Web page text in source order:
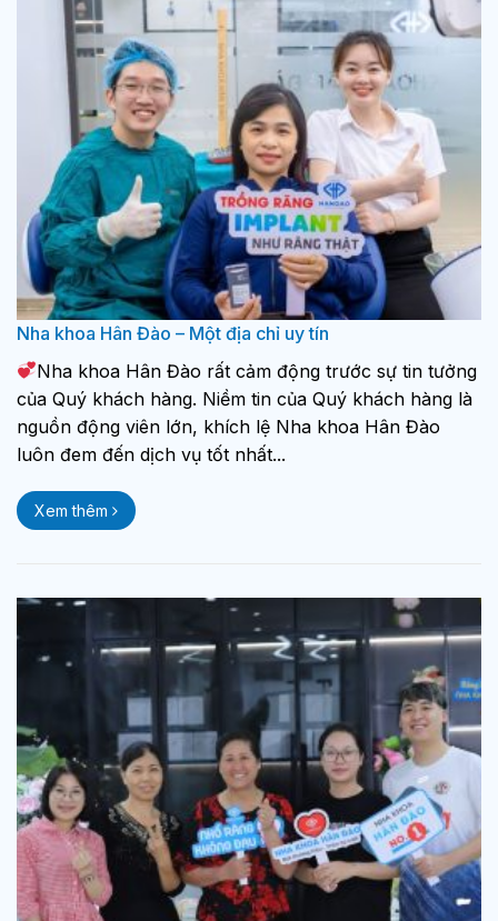
Nha khoa Hân Đào – Một địa chỉ uy tín
Nha khoa Hân Đào rất cảm động trước sự tin tưởng
của Quý khách hàng. Niềm tin của Quý khách hàng là
nguồn động viên lớn, khích lệ Nha khoa Hân Đào
luôn đem đến dịch vụ tốt nhất...
Xem thêm